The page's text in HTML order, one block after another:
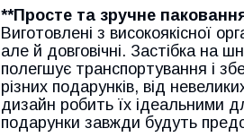
**Просте та зручне
Виготовлені з високоякісної
але й довговічні. Застібка на
полегшує транспортування і
різних подарунків, від
дизайн робить їх ідеальними
подарунки завжди будуть